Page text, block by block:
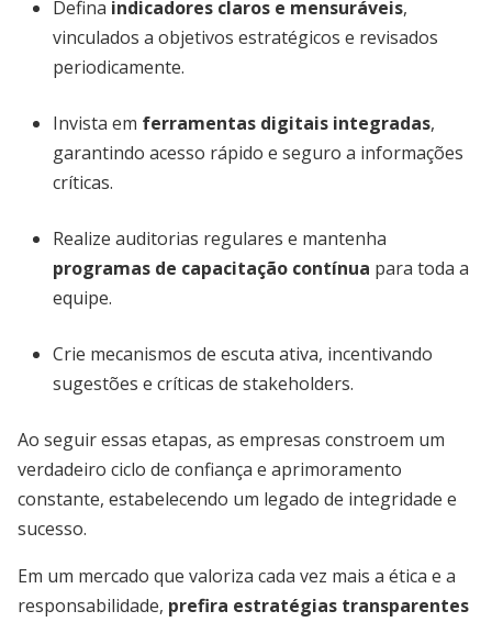
Defina indicadores claros e mensuráveis,
vinculados a objetivos estratégicos e revisados
periodicamente.
Invista em ferramentas digitais integradas,
garantindo acesso rápido e seguro a informações
críticas.
Realize auditorias regulares e mantenha
programas de capacitação contínua para toda a
equipe.
Crie mecanismos de escuta ativa, incentivando
sugestões e críticas de stakeholders.
Ao seguir essas etapas, as empresas constroem um
verdadeiro ciclo de confiança e aprimoramento
constante, estabelecendo um legado de integridade e
sucesso.
Em um mercado que valoriza cada vez mais a ética e a
responsabilidade, prefira estratégias transparentes